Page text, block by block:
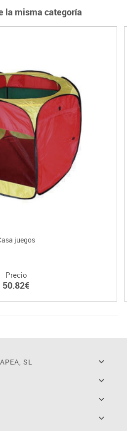
la misma categoría
juegos
Precio
50.82€
SL